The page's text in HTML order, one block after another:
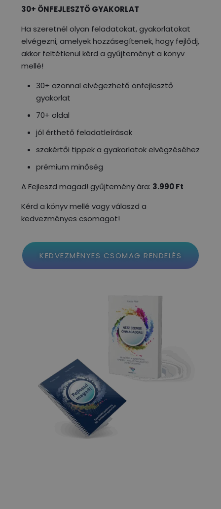
30+ ÖNFEJLESZTŐ GYAKORLAT
Ha szeretnél olyan feladatokat, gyakorlatokat
elvégezni, amelyek hozzásegítenek, hogy fejlődj,
akkor feltétlenül kérd a gyűjteményt a könyv
mellé!
30+ azonnal elvégezhető önfejlesztő
gyakorlat
70+ oldal
jól érthető feladatleírások
szakértői tippek a gyakorlatok elvégzéséhez
prémium minőség
A Fejleszd magad! gyűjtemény ára: 3.990 Ft
Kérd a könyv mellé vagy válaszd a
kedvezményes csomagot!
KEDVEZMÉNYES CSOMAG RENDELÉS